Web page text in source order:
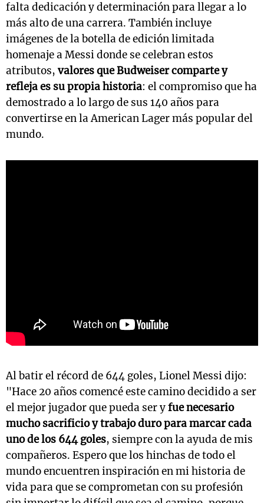
falta dedicación y determinación para llegar a lo
más alto de una carrera. También incluye
imágenes de la botella de edición limitada
homenaje a Messi donde se celebran estos
atributos, valores que Budweiser comparte y
refleja es su propia historia: el compromiso que ha
demostrado a lo largo de sus 140 años para
convertirse en la American Lager más popular del
mundo.
Al batir el récord de 644 goles, Lionel Messi dijo:
"Hace 20 años comencé este camino decidido a ser
el mejor jugador que pueda ser yfue necesario
mucho sacrificio y trabajo duro para marcar cada
uno de los 644 goles, siempre con la ayuda de mis
compañeros. Espero que los hinchas de todo el
mundo encuentren inspiración en mi historia de
vida para que se comprometan con su profesión